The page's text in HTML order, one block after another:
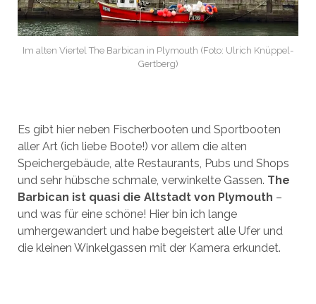
Im alten Viertel The Barbican in Plymouth (Foto: Ulrich Knüppel-
Gertberg)
Es gibt hier neben Fischerbooten und Sportbooten
aller Art (ich liebe Boote!) vor allem die alten
Speichergebäude, alte Restaurants, Pubs und Shops
und sehr hübsche schmale, verwinkelte Gassen. The
Barbican ist quasi die Altstadt von Plymouth –
und was für eine schöne! Hier bin ich lange
umhergewandert und habe begeistert alle Ufer und
die kleinen Winkelgassen mit der Kamera erkundet.